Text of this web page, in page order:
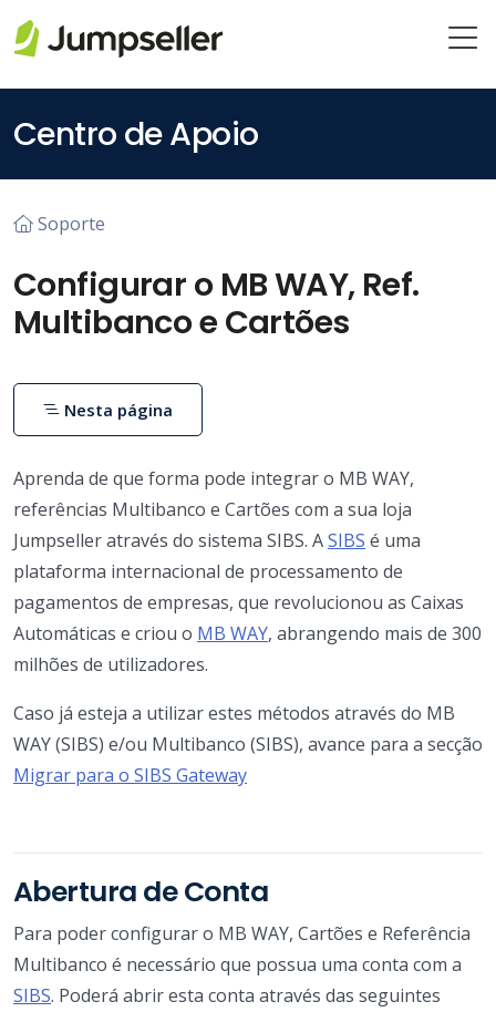
Centro de Apoio
Soporte
Configurar o MB WAY, Ref.
Multibanco e Cartões
Aprenda de que forma pode integrar o MB WAY,
referências Multibanco e Cartões com a sua loja
Jumpseller através do sistema SIBS. ASIBS é uma
plataforma internacional de processamento de
pagamentos de empresas, que revolucionou as Caixas
Automáticas e criou o MB WAY, abrangendo mais de 300
milhões de utilizadores.
Caso já esteja a utilizar estes métodos através do MB
WAY (SIBS) e/ou Multibanco (SIBS), avance para a secção
Migrar para o SIBS Gateway
Abertura de Conta
Para poder configurar o MB WAY, Cartões e Referência
Multibanco é necessário que possua uma conta com a
SIBS. Poderá abrir esta conta através das seguintes
Nesta página